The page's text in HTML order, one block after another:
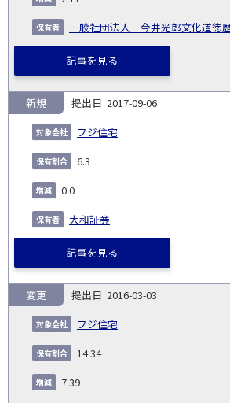
一般社団法人 今井光郎文化道徳
記事を見る
2017-09-06
フジ住宅
新規
6.3
0.0
大和証券
記事を見る
2016-03-03
フジ住宅
変更
14.34
7.39